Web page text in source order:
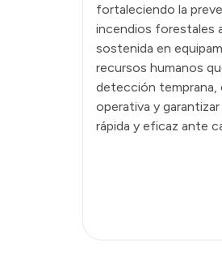
fortaleciendo la
incendios forestales
sostenida en
recursos humanos
detección temprana,
operativa y
rápida y eficaz ante